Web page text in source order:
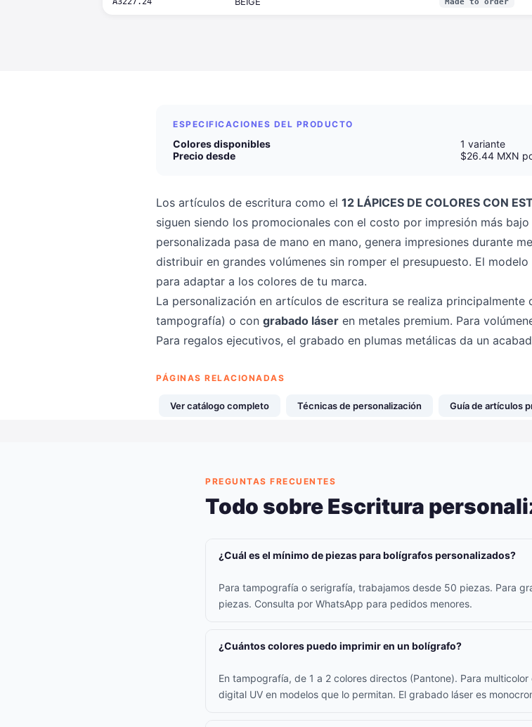
ESPECIFICACIONES DEL PRODUCTO
Colores disponibles
1 variante
Precio desde
$26.44 MXN
Los artículos de escritura como el 12 LÁPICES DE COLORES CON
siguen siendo los promocionales con el costo por impresión más
personalizada pasa de mano en mano, genera impresiones durante
distribuir en grandes volúmenes sin romper el presupuesto. El
para adaptar a los colores de tu marca.
La personalización en artículos de escritura se realiza principalmente
tampografía) o con grabado láser en metales premium. Para
Para regalos ejecutivos, el grabado en plumas metálicas da un
PÁGINAS RELACIONADAS
Ver catálogo completo Técnicas de personalización Guía de artículos
PREGUNTAS FRECUENTES
Todo sobre Escritura
¿Cuál es el mínimo de piezas para bolígrafos personalizados?
Para tampografía o serigrafía, trabajamos desde 50 piezas. Para
piezas. Consulta por WhatsApp para pedidos menores.
¿Cuántos colores puedo imprimir en un bolígrafo?
En tampografía, de 1 a 2 colores directos (Pantone). Para
digital UV en modelos que lo permitan. El grabado láser es